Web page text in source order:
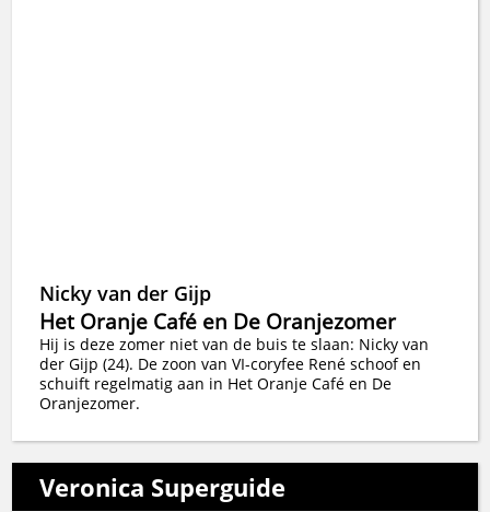
Nicky van der Gijp
Het Oranje Café en De Oranjezomer
Hij is deze zomer niet van de buis te slaan: Nicky van
der Gijp (24). De zoon van VI-coryfee René schoof en
schuift regelmatig aan in Het Oranje Café en De
Oranjezomer.
Veronica Superguide